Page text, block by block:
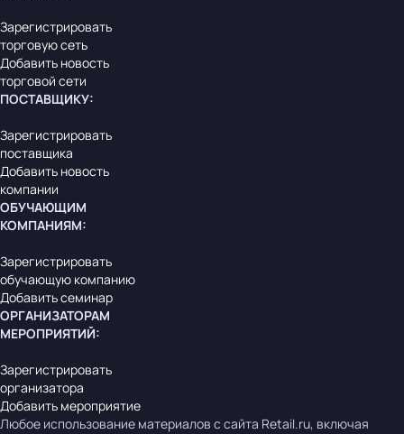
Зарегистрировать
торговую сеть
Добавить новость
торговой сети
ПОСТАВЩИКУ:
Зарегистрировать
поставщика
Добавить новость
компании
ОБУЧАЮЩИМ
КОМПАНИЯМ:
Зарегистрировать
обучающую компанию
Добавить семинар
ОРГАНИЗАТОРАМ
МЕРОПРИЯТИЙ:
Зарегистрировать
организатора
Добавить мероприятие
Любое использование материалов с сайта Retail.ru, включая